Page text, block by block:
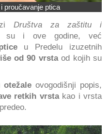
proučavanje ptica
Društva za zaštitu i
i ove godine, već
u Predelu izuzetnih
od 90 vrstaod kojih su
otežaleovogodišnji popis,
retkih vrstakao i vrsta